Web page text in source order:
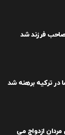
فرزند شد
در ترکیه برهنه شد
مردان ازدواج می